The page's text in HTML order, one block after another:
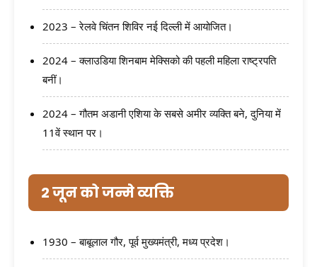
2023 – रेलवे चिंतन शिविर नई दिल्ली में आयोजित।
2024 – क्लाउडिया शिनबाम मेक्सिको की पहली महिला राष्ट्रपति
बनीं।
2024 – गौतम अडानी एशिया के सबसे अमीर व्यक्ति बने, दुनिया में
11वें स्थान पर।
2 जून को जन्मे व्यक्ति
1930 – बाबूलाल गौर, पूर्व मुख्यमंत्री, मध्य प्रदेश।